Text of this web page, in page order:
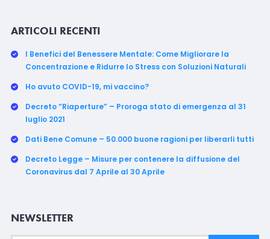
ARTICOLI RECENTI
I Benefici del Benessere Mentale: Come Migliorare la
Concentrazione e Ridurre lo Stress con Soluzioni Naturali
Ho avuto COVID-19, mi vaccino?
Decreto “Riaperture” – Proroga stato di emergenza al 31
luglio 2021
Dati Bene Comune – 50.000 buone ragioni per liberarli tutti
Decreto Legge – Misure per contenere la diffusione del
Coronavirus dal 7 Aprile al 30 Aprile
NEWSLETTER